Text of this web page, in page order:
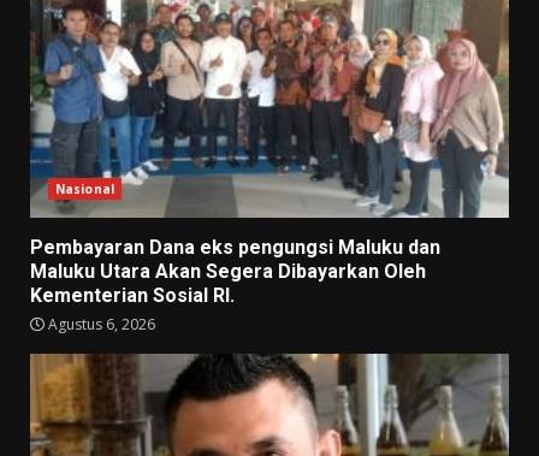
Nasional
Pembayaran Dana eks pengungsi Maluku dan
Maluku Utara Akan Segera Dibayarkan Oleh
Kementerian Sosial RI.
Agustus 6, 2026